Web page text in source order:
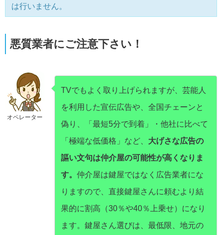
は行いません。
悪質業者にご注意下さい！
オペレーター
TVでもよく取り上げられますが、芸能人
を利用した宣伝広告や、全国チェーンと
偽り、「最短5分で到着」・他社に比べて
「極端な低価格」など、 大げさな広告の
謳い文句は仲介屋の可能性が高くなりま
す。 仲介屋は鍵屋ではなく広告業者にな
りますので、直接鍵屋さんに頼むより結
果的に割高（30％や40％上乗せ）になり
ます。鍵屋さん選びは、最低限、地元の